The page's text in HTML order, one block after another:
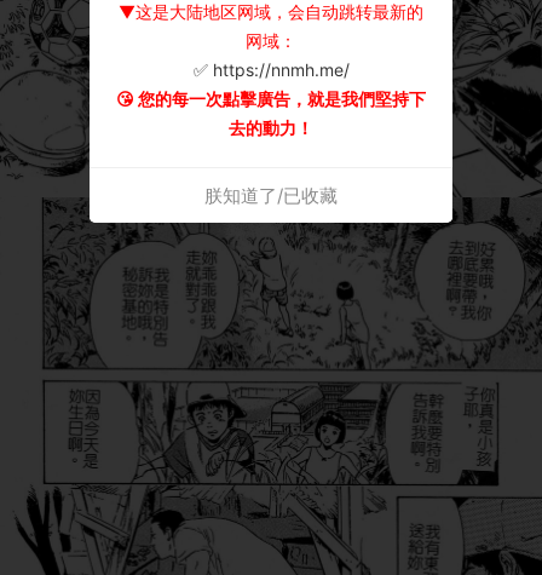
▼这是大陆地区网域，会自动跳转最新的
网域：
✅ https://nnmh.me/
😘 您的每一次點擊廣告，就是我們堅持下
去的動力！
朕知道了/已收藏